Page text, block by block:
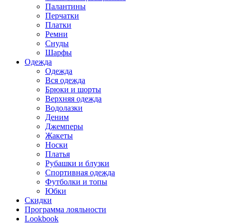
Палантины
Перчатки
Платки
Ремни
Снуды
Шарфы
Одежда
Одежда
Вся одежда
Брюки и шорты
Верхняя одежда
Водолазки
Деним
Джемперы
Жакеты
Носки
Платья
Рубашки и блузки
Спортивная одежда
Футболки и топы
Юбки
Скидки
Программа лояльности
Lookbook